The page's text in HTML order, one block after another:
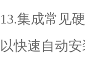
13.集成常见
以快速自动安